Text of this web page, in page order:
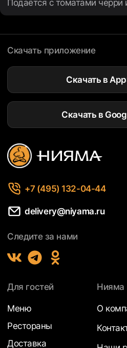
Подаётся с томатами черри
Скачать приложение
Скачать в
Скачать в
+7 (495) 132-04-44
delivery@niyama.ru
Следите за нами
Для гостей
Меню
Рестораны
Доставка
Нияма
О